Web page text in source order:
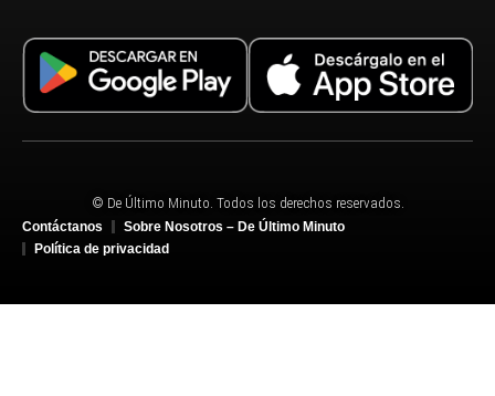
© De Último Minuto. Todos los derechos reservados.
Contáctanos
Sobre Nosotros – De Último Minuto
Política de privacidad